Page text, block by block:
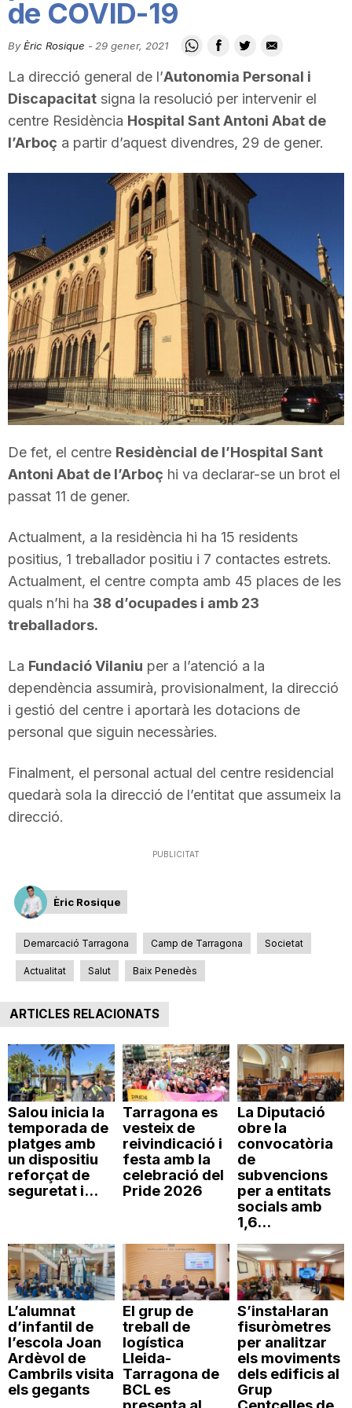
i
t
d
e
T
a
r
g
o
a
de COVID-19
By Èric Rosique - 29 gener, 2021
La direcció general de l’Autonomia Personal i
Discapacitat signa la resolució per intervenir el
centre Residència Hospital Sant Antoni Abat de
l’Arboç a partir d’aquest divendres, 29 de gener.
De fet, el centre Residèncial de l’Hospital Sant
Antoni Abat de l’Arboç hi va declarar-se un brot el
passat 11 de gener.
Actualment, a la residència hi ha 15 residents
positius, 1 treballador positiu i 7 contactes estrets.
Actualment, el centre compta amb 45 places de les
quals n’hi ha 38 d’ocupades i amb 23
treballadors.
La Fundació Vilaniu per a l’atenció a la
dependència assumirà, provisionalment, la direcció
i gestió del centre i aportarà les dotacions de
personal que siguin necessàries.
Finalment, el personal actual del centre residencial
quedarà sola la direcció de l’entitat que assumeix la
direcció.
PUBLICITAT
Èric Rosique
Demarcació Tarragona Camp de Tarragona Societat
Actualitat Salut Baix Penedès
ARTICLES RELACIONATS
Salou inicia la
temporada de
platges amb
un dispositiu
reforçat de
seguretat i...
Tarragona es
vesteix de
reivindicació i
festa amb la
celebració del
Pride 2026
La Diputació
obre la
convocatòria
de
subvencions
per a entitats
socials amb
1,6...
L’alumnat
d’infantil de
l’escola Joan
Ardèvol de
Cambrils visita
els gegants
El grup de
treball de
logística
Lleida-
Tarragona de
BCL es
S’instal·laran
fisuròmetres
per analitzar
els moviments
dels edificis al
Grup